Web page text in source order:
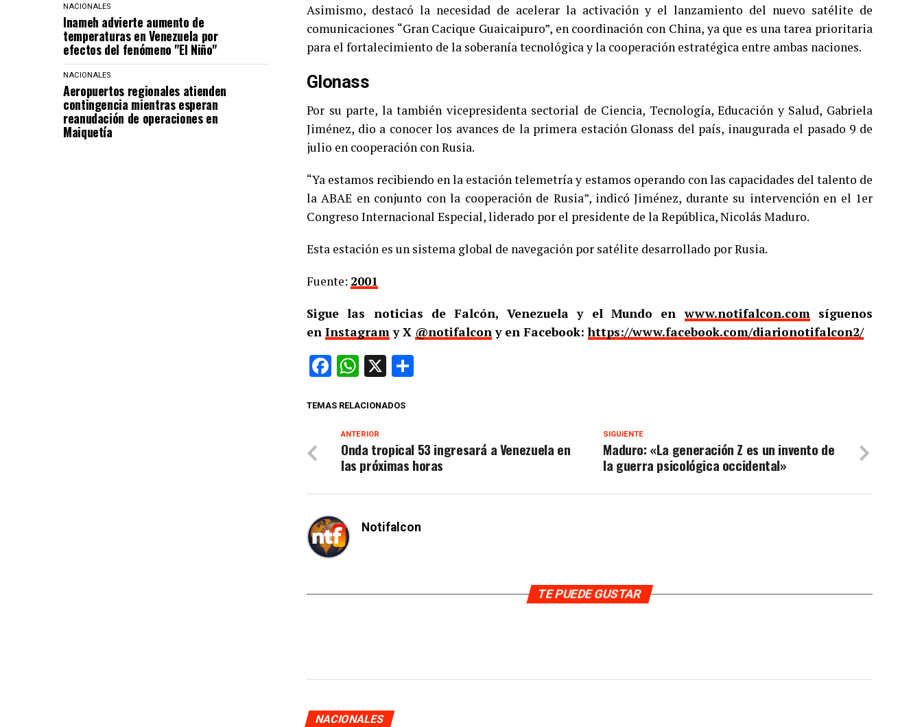
NACIONALES
Inameh advierte aumento de
temperaturas en Venezuela por
efectos del fenómeno "El Niño"
NACIONALES
Aeropuertos regionales atienden
contingencia mientras esperan
reanudación de operaciones en
Maiquetía
Asimismo, destacó la necesidad de acelerar la activación y el lanzamiento del nuevo satélite de
comunicaciones “Gran Cacique Guaicaipuro”, en coordinación con China, ya que es una tarea prioritaria
para el fortalecimiento de la soberanía tecnológica y la cooperación estratégica entre ambas naciones.
Glonass
Por su parte, la también vicepresidenta sectorial de Ciencia, Tecnología, Educación y Salud, Gabriela
Jiménez, dio a conocer los avances de la primera estación Glonass del país, inaugurada el pasado 9 de
julio en cooperación con Rusia.
“Ya estamos recibiendo en la estación telemetría y estamos operando con las capacidades del talento de
la ABAE en conjunto con la cooperación de Rusia”, indicó Jiménez, durante su intervención en el 1er
Congreso Internacional Especial, liderado por el presidente de la República, Nicolás Maduro.
Esta estación es un sistema global de navegación por satélite desarrollado por Rusia.
Fuente: 2001
Sigue las noticias de Falcón, Venezuela y el Mundo enwww.notifalcon.comsíguenos
en Instagramy X @notifalcony en Facebook:https://www.facebook.com/diarionotifalcon2/
Facebook
WhatsApp
X
TEMAS RELACIONADOS
SIGUIENTE
Maduro: «La generación Z es un invento de
la guerra psicológica occidental»
ANTERIOR
Onda tropical 53 ingresará a Venezuela en
las próximas horas
Notifalcon
TE PUEDE GUSTAR
NACIONALES